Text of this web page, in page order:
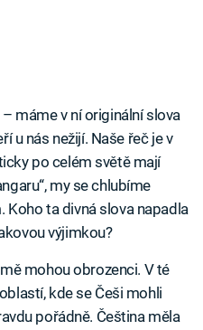
máme v ní originální slova
u nás nežijí. Naše řeč je v
po celém světě mají
my se chlubíme
Koho ta divná slova napadla
výjimkou?
mohou obrozenci. V té
kde se Češi mohli
pořádně. Čeština měla